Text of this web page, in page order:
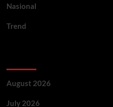
Nasional
Trend
August 2026
July 2026